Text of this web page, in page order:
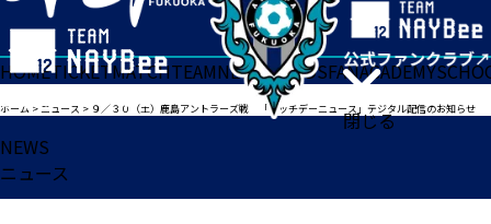
閉じる
HOMETICKETMATCHTEAMNEWSGOODSFANACADEMY
ホーム >ニュース > ９／３０（土）鹿島アントラーズ戦 「マッチデーニュース」デジタル配信のお知らせ
NEWS
ニュース